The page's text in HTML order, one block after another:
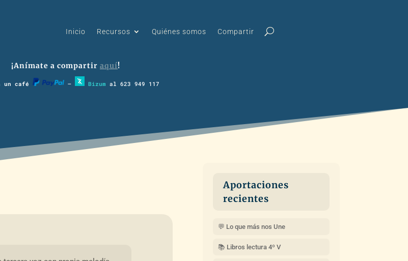
Inicio Recursos Quiénes somos Compartir
¡Anímate a compartir aquí!
café – Bizum al 623 949 117
Aportaciones
recientes
💬 Lo que más nos Une
📚 Libros lectura 4º V